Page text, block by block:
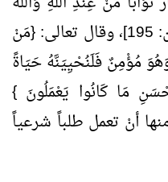
عِندَهُ حُسْنُ الثَّوَابِ} [آل عمران: 195]، وقال تعالى: {مَنْ
مُؤْمِنٌ فَلَنُحْيِيَنَّهُ حَيَاةً
مَا كَانُوا يَعْمَلُونَ }
منها أنْ تعمل طلباً شرعياً